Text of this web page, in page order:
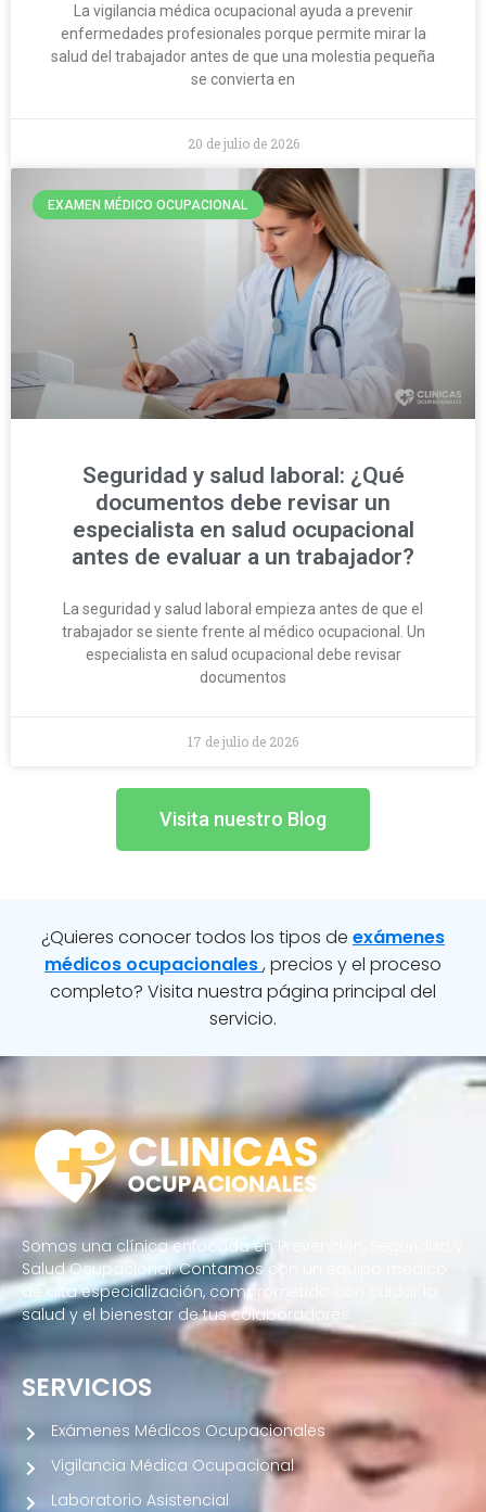
La vigilancia médica ocupacional ayuda a prevenir
enfermedades profesionales porque permite mirar la
salud del trabajador antes de que una molestia pequeña
se convierta en
20 de julio de 2026
EXAMEN MÉDICO OCUPACIONAL
Seguridad y salud laboral: ¿Qué
documentos debe revisar un
especialista en salud ocupacional
antes de evaluar a un trabajador?
La seguridad y salud laboral empieza antes de que el
trabajador se siente frente al médico ocupacional. Un
especialista en salud ocupacional debe revisar
documentos
17 de julio de 2026
Visita nuestro Blog
¿Quieres conocer todos los tipos de exámenes
médicos ocupacionales, precios y el proceso
completo? Visita nuestra página principal del
servicio.
Somos una clínica enfocada en Prevención, Seguridad y
Salud Ocupacional. Contamos con un equipo médico
de alta especialización, comprometido con cuidar la
salud y el bienestar de tus colaboradores.
SERVICIOS
Exámenes Médicos Ocupacionales
Vigilancia Médica Ocupacional
Laboratorio Asistencial